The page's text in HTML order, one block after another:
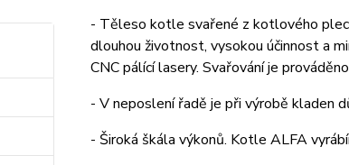
- Těleso kotle svařené z kotlového
dlouhou životnost, vysokou účinnost a
CNC pálící lasery. Svařování je
- V neposlení řadě je při výrobě kladen
- Široká škála výkonů. Kotle ALFA